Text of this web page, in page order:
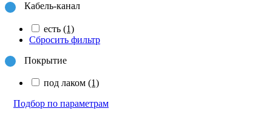
Кабель-канал
есть (1)
Сбросить фильтр
Покрытие
под лаком (1)
Подбор по параметрам